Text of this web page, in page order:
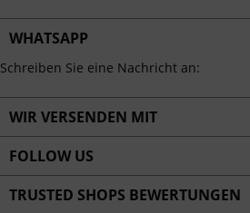
WHATSAPP
Schreiben Sie eine Nachricht an:
WIR VERSENDEN MIT
FOLLOW US
TRUSTED SHOPS BEWERTUNGEN